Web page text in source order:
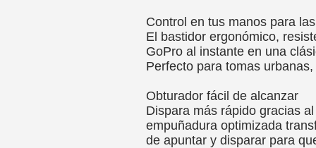
Control en tus manos para
El bastidor ergonómico,
GoPro al instante en una
Perfecto para tomas
Obturador fácil de alcanzar
Dispara más rápido gracias
empuñadura optimizada
de apuntar y disparar para